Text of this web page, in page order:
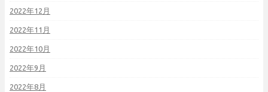
2022年12月
2022年11月
2022年10月
2022年9月
2022年8月